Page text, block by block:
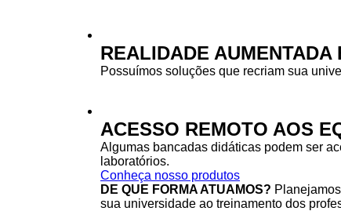
REALIDADE AUMENTADA
Possuímos soluções que recriam sua
ACESSO REMOTO AOS
Algumas bancadas didáticas podem ser
laboratórios.
Conheça nosso produtos
DE QUE FORMA ATUAMOS?
sua universidade ao treinamento dos